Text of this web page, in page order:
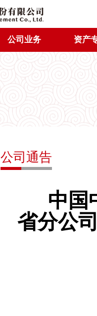
公司业务 资产
公司通告
中国中
省分公